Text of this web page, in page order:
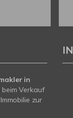
in
Verkauf
zur